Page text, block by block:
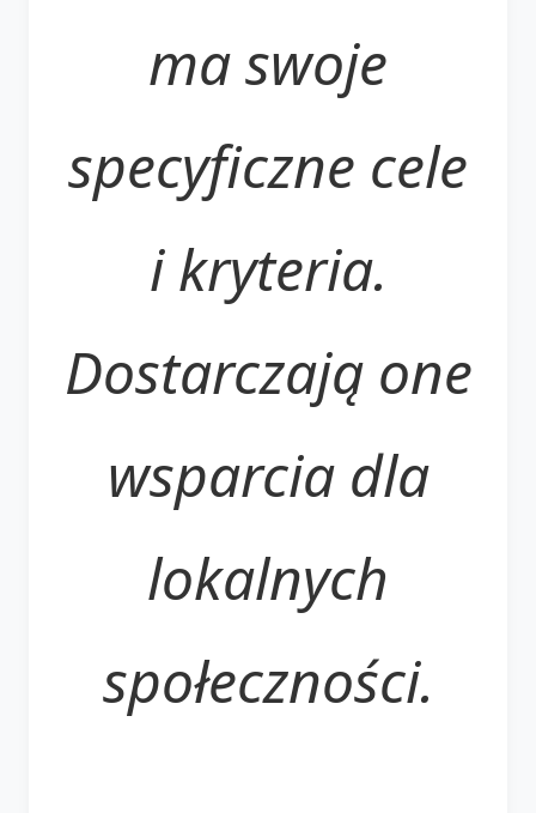
ma swoje
specyficzne cele
i kryteria.
Dostarczają one
wsparcia dla
lokalnych
społeczności.